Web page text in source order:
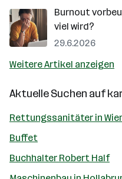
Burnout
viel wird?
29.6.2026
Weitere Artikel anzeigen
Aktuelle Suchen auf
Rettungssanitäter in
Buffet
Buchhalter Robert Half